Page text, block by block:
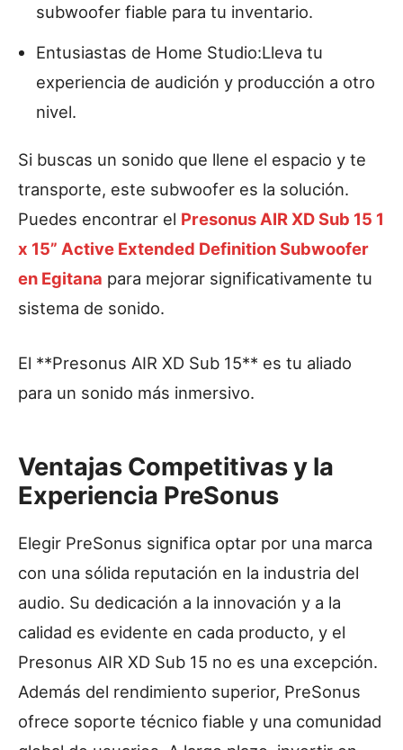
subwoofer fiable para tu inventario.
Entusiastas de Home Studio:Lleva tu
experiencia de audición y producción a otro
nivel.
Si buscas un sonido que llene el espacio y te
transporte, este subwoofer es la solución.
Puedes encontrar el Presonus AIR XD Sub 15 1
x 15” Active Extended Definition Subwoofer
en Egitana para mejorar significativamente tu
sistema de sonido.
El **Presonus AIR XD Sub 15** es tu aliado
para un sonido más inmersivo.
Ventajas Competitivas y la
Experiencia PreSonus
Elegir PreSonus significa optar por una marca
con una sólida reputación en la industria del
audio. Su dedicación a la innovación y a la
calidad es evidente en cada producto, y el
Presonus AIR XD Sub 15 no es una excepción.
Además del rendimiento superior, PreSonus
ofrece soporte técnico fiable y una comunidad